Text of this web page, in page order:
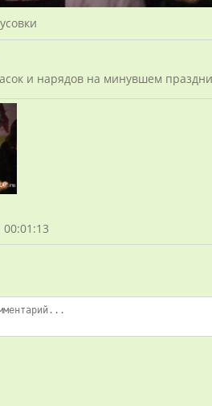
и нарядов на минувшем
00:01:13